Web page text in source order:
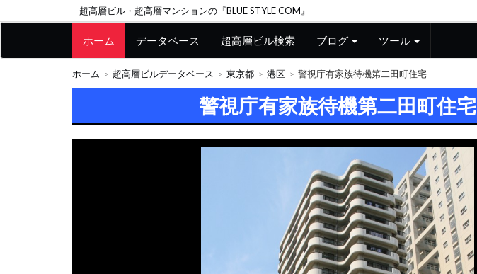
超高層ビル・超高層マンションの『BLUE STYLE COM』
ホーム データベース 超高層ビル検索 ブログ ツール
ホーム 超高層ビルデータベース 東京都 港区 警視庁有家族待機第二田町住宅
警視庁有家族待機第二田町住宅